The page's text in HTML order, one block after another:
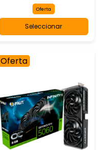
Oferta
Seleccionar
Oferta